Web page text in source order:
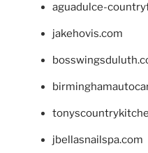
aguadulce-
jakehovis.com
jbellasnailspa.com